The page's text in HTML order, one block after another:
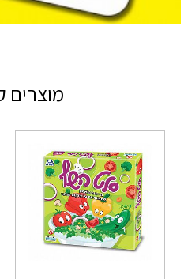
מוצרים